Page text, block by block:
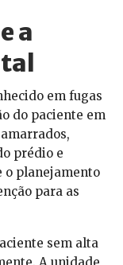
a
em fugas
do paciente em
prédio e
o planejamento
para as
sem alta